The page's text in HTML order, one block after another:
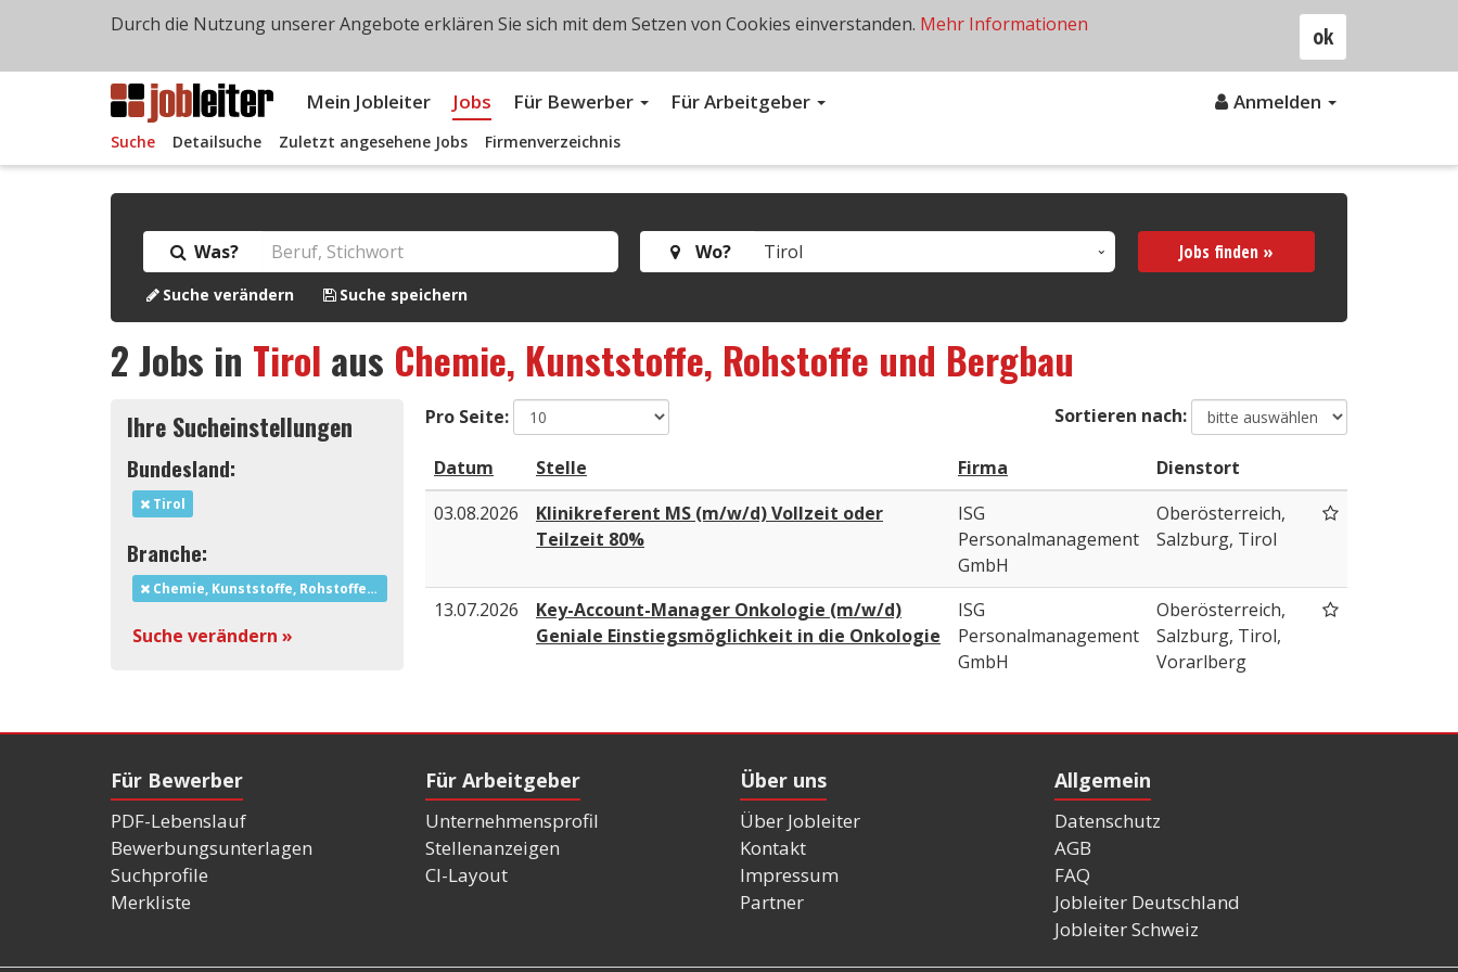
Mein Jobleiter Jobs Für Bewerber Für Arbeitgeber Anmelden
Suche Detailsuche Zuletzt angesehene Jobs Firmenverzeichnis
Was? Wo? Jobs finden »
Suche verändern Suche speichern
2Jobs in Tirol aus Chemie, Kunststoffe, Rohstoffe und Bergbau
Ihre Sucheinstellungen
Bundesland:
Tirol
Branche:
Chemie, Kunststoffe, Rohstoffe und Bergbau
Suche verändern »
Pro Seite: Sortieren nach:
Datum Stelle Firma
Dienstort
03.08.2026
Klinikreferent MS (m/w/d) Vollzeit oder
Teilzeit 80%
ISG
Personalmanagement
GmbH
Oberösterreich,
Salzburg, Tirol
13.07.2026
Key-Account-Manager Onkologie (m/w/d)
Geniale Einstiegsmöglichkeit in die Onkologie
ISG
Personalmanagement
GmbH
Oberösterreich,
Salzburg, Tirol,
Vorarlberg
Für Bewerber
PDF-Lebenslauf
Bewerbungsunterlagen
Suchprofile
Merkliste
Für Arbeitgeber
Unternehmensprofil
Stellenanzeigen
CI-Layout
Über uns
Über Jobleiter
Kontakt
Impressum
Partner
Allgemein
Datenschutz
AGB
FAQ
Jobleiter Deutschland
Jobleiter Schweiz
ok
Durch die Nutzung unserer Angebote erklären Sie sich mit dem Setzen von Cookies einverstanden. Mehr Informationen